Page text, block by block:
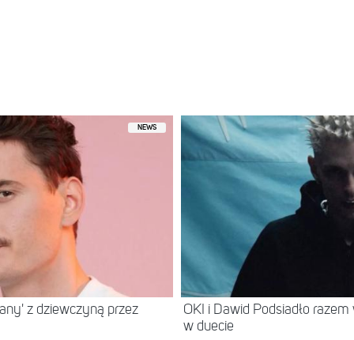
NEWS
z dziewczyną przez
OKI i Dawid Podsiadło
w duecie